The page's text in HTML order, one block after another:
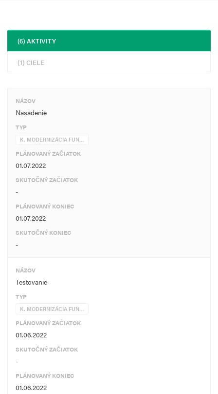
možnosť zberu ankiet a spätnej väzby.
Projekt prispieva k dosiahnutiu špecifického cieľa 7.7 Umožnenie
modernizácie a racionalizácie verejnej správy IKT prostriedkami, typ
aktivity K. Modernizácia fungovania VS pri výkone agendy
Projekt bude realizovaný prostredníctvom nasledujúcich skupín
hlavných a podporných aktivít: analýza a dizajn, nákup HW a
krabicového softvéru, implementácia, testovanie a nasadenie
(všetko hlavné aktivity); riadenie projektu a publicita a
informovanosť (podporné aktivity).
, ktoré sa dosiahnu realizáciou projektu:
P0224: Počet nových optimalizovaných úsekov verejnej správy
(cieľová hodnota ukazovateľa = 7)
(6) AKTIVITY
(1) CIELE
NÁZOV
Nasadenie
TYP
K. MODERNIZÁCIA FUN…
PLÁNOVANÝ ZAČIATOK
01.07.2022
SKUTOČNÝ ZAČIATOK
-
PLÁNOVANÝ KONIEC
01.07.2022
SKUTOČNÝ KONIEC
-
NÁZOV
Testovanie
TYP
K. MODERNIZÁCIA FUN…
PLÁNOVANÝ ZAČIATOK
01.06.2022
SKUTOČNÝ ZAČIATOK
-
PLÁNOVANÝ KONIEC
01.06.2022